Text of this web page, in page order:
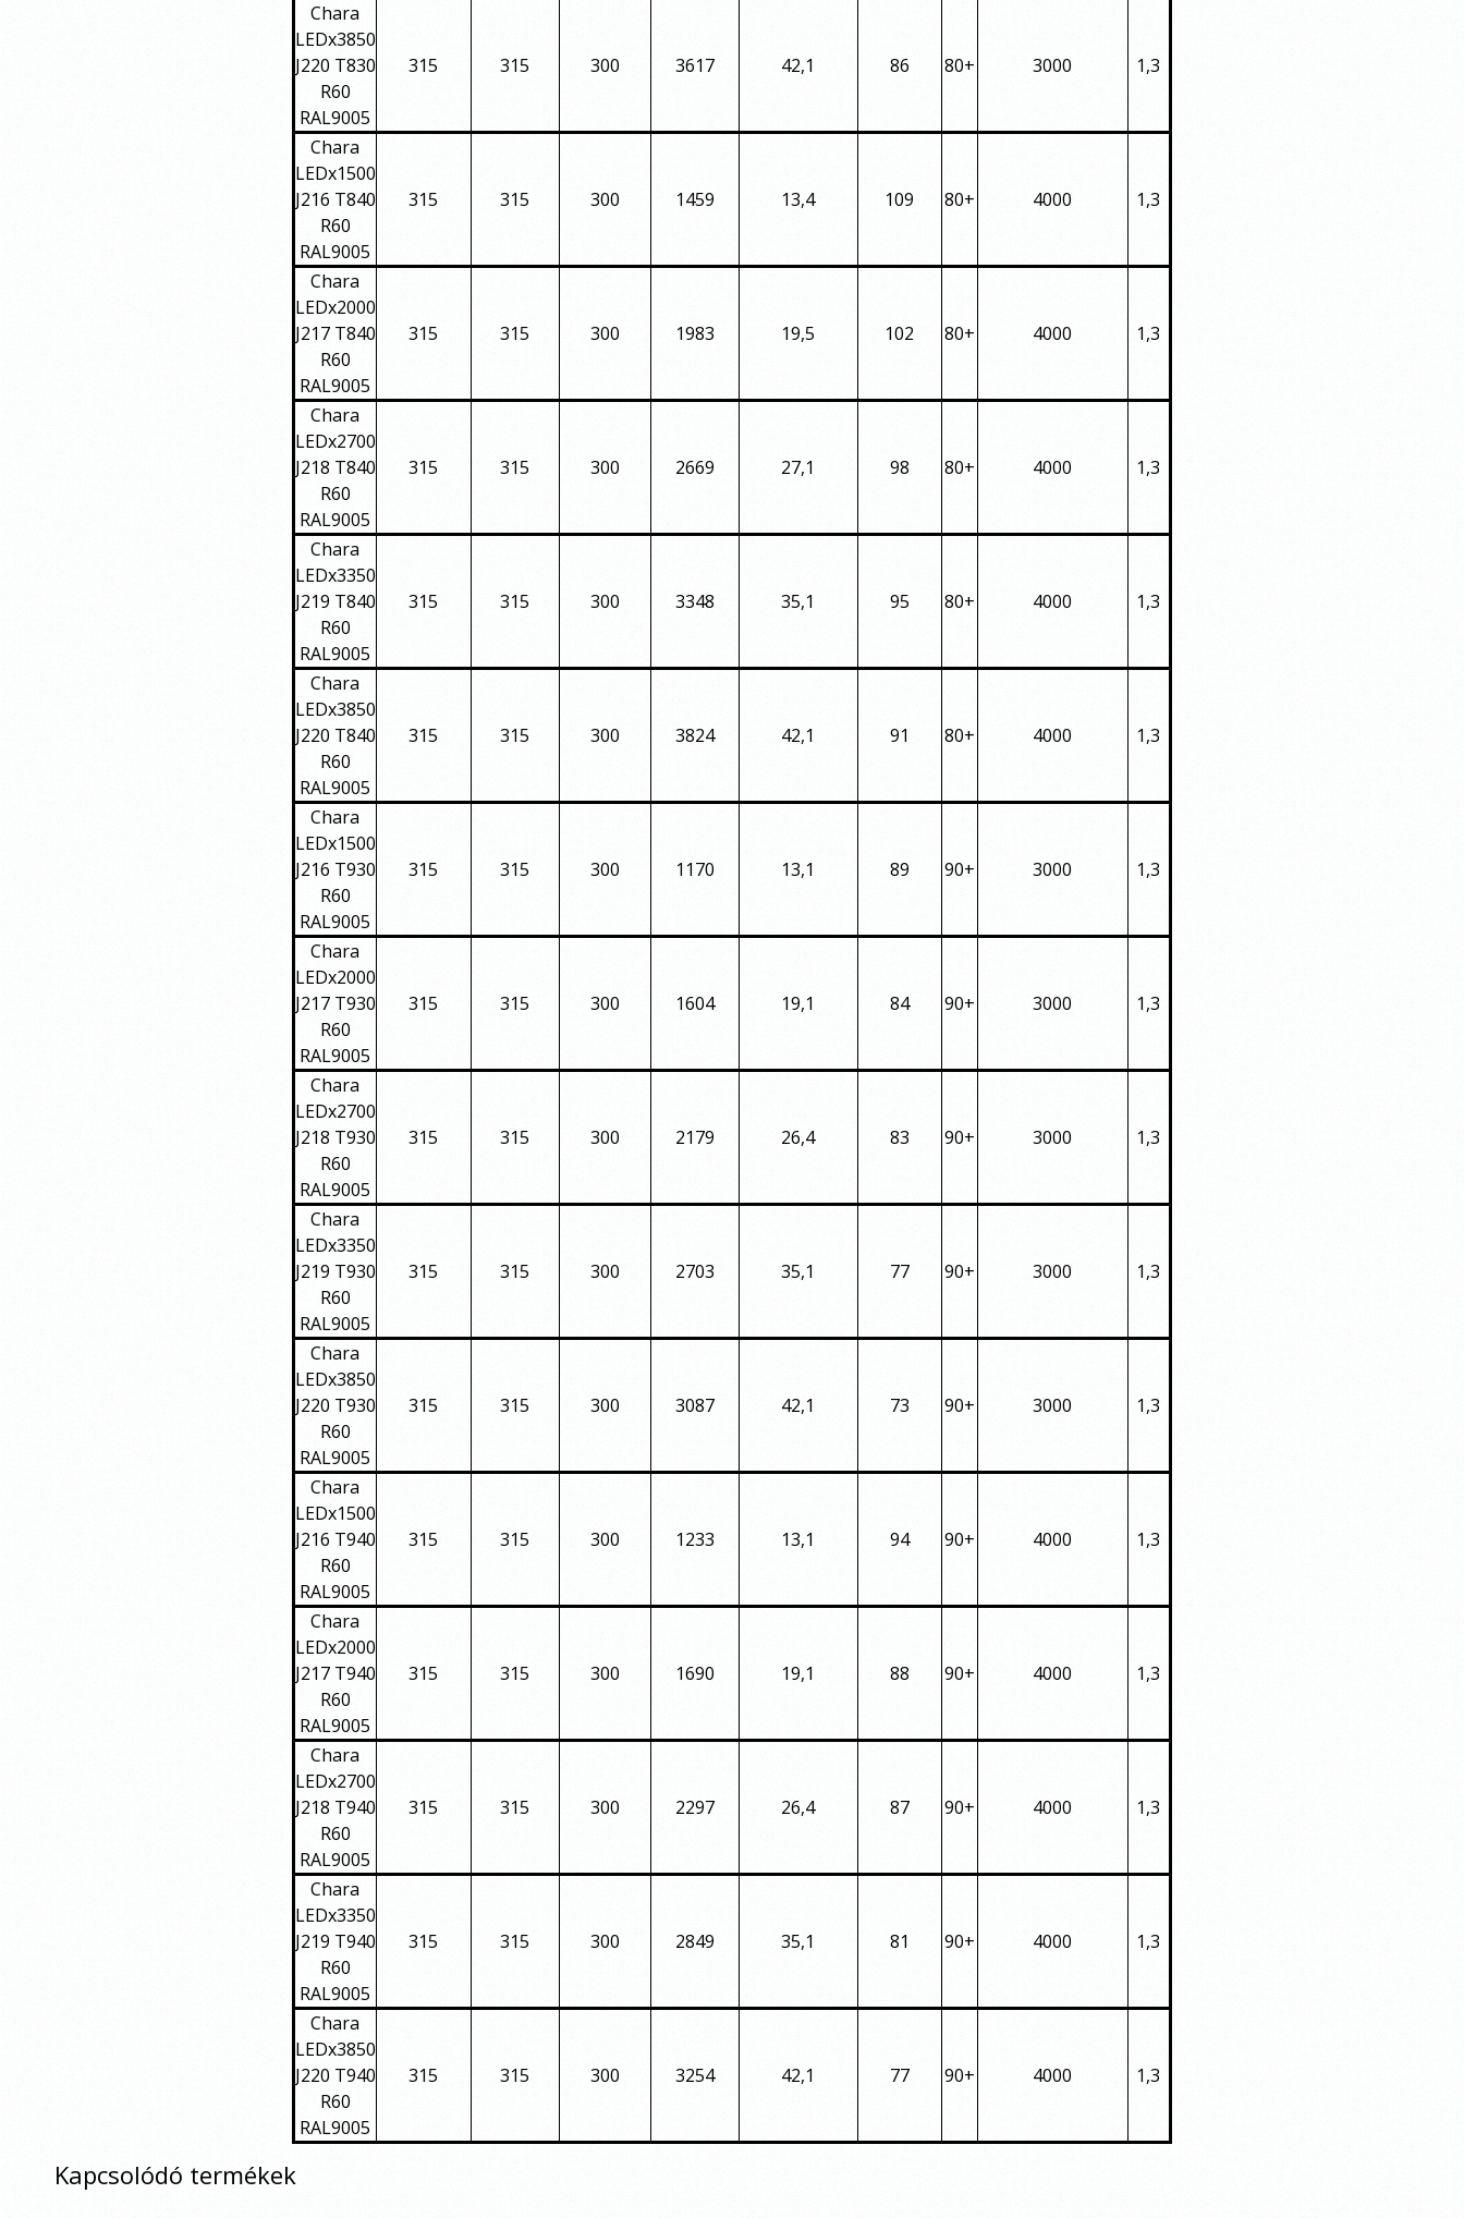
Chara
LEDx3850
J220 T830
R60
RAL9005
315 315 300 3617 42,1 86 80+ 3000 1,3
Chara
LEDx1500
J216 T840
R60
RAL9005
315 315 300 1459 13,4 109 80+ 4000 1,3
Chara
LEDx2000
J217 T840
R60
RAL9005
315 315 300 1983 19,5 102 80+ 4000 1,3
Chara
LEDx2700
J218 T840
R60
RAL9005
315 315 300 2669 27,1 98 80+ 4000 1,3
Chara
LEDx3350
J219 T840
R60
RAL9005
315 315 300 3348 35,1 95 80+ 4000 1,3
Chara
LEDx3850
J220 T840
R60
RAL9005
315 315 300 3824 42,1 91 80+ 4000 1,3
Chara
LEDx1500
J216 T930
R60
RAL9005
315 315 300 1170 13,1 89 90+ 3000 1,3
Chara
LEDx2000
J217 T930
R60
RAL9005
315 315 300 1604 19,1 84 90+ 3000 1,3
Chara
LEDx2700
J218 T930
R60
RAL9005
315 315 300 2179 26,4 83 90+ 3000 1,3
Chara
LEDx3350
J219 T930
R60
RAL9005
315 315 300 2703 35,1 77 90+ 3000 1,3
Chara
LEDx3850
J220 T930
R60
RAL9005
315 315 300 3087 42,1 73 90+ 3000 1,3
Chara
LEDx1500
J216 T940
R60
RAL9005
315 315 300 1233 13,1 94 90+ 4000 1,3
Chara
LEDx2000
J217 T940
R60
RAL9005
315 315 300 1690 19,1 88 90+ 4000 1,3
Chara
LEDx2700
J218 T940
R60
RAL9005
315 315 300 2297 26,4 87 90+ 4000 1,3
Chara
LEDx3350
J219 T940
R60
RAL9005
315 315 300 2849 35,1 81 90+ 4000 1,3
Chara
LEDx3850
J220 T940
R60
RAL9005
315 315 300 3254 42,1 77 90+ 4000 1,3
Kapcsolódó termékek